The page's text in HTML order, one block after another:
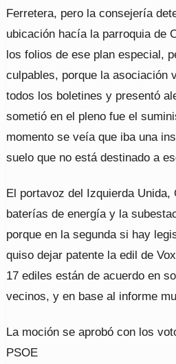
Ferretera, pero la consejería
ubicación hacía la parroquia de
los folios de ese plan especial,
culpables, porque la asociación
todos los boletines y presentó
sometió en el pleno fue el
momento se veía que iba una
suelo que no está destinado a
El portavoz del Izquierda
baterías de energía y la
porque en la segunda si hay
quiso dejar patente la edil de
17 ediles están de acuerdo en
vecinos, y en base al informe
La moción se aprobó con los
PSOE